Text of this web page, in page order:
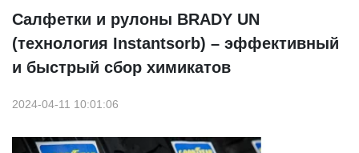
Салфетки и рулоны BRADY UN
(технология Instantsorb) – эффективный
и быстрый сбор химикатов
2024-04-11 10:01:06